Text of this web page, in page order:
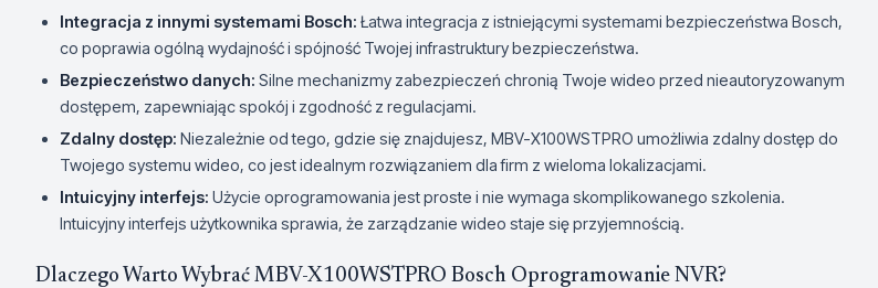
Integracja z innymi systemami Bosch: Łatwa integracja z istniejącymi systemami bezpieczeństwa Bosch,
co poprawia ogólną wydajność i spójność Twojej infrastruktury bezpieczeństwa.
Bezpieczeństwo danych: Silne mechanizmy zabezpieczeń chronią Twoje wideo przed nieautoryzowanym
dostępem, zapewniając spokój i zgodność z regulacjami.
Zdalny dostęp: Niezależnie od tego, gdzie się znajdujesz, MBV-X100WSTPRO umożliwia zdalny dostęp do
Twojego systemu wideo, co jest idealnym rozwiązaniem dla firm z wieloma lokalizacjami.
Intuicyjny interfejs: Użycie oprogramowania jest proste i nie wymaga skomplikowanego szkolenia.
Intuicyjny interfejs użytkownika sprawia, że zarządzanie wideo staje się przyjemnością.
Dlaczego Warto Wybrać MBV-X100WSTPRO Bosch Oprogramowanie NVR?